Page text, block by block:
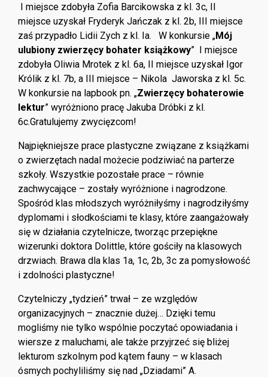
I miejsce zdobyła Zofia Barcikowska z kl. 3c, II
miejsce uzyskał Fryderyk Jańczak z kl. 2b, III miejsce
zaś przypadło Lidii Zych z kl. Ia. W konkursie „Mój
ulubiony zwierzęcy bohater książkowy” I miejsce
zdobyła Oliwia Mrotek z kl. 6a, II miejsce uzyskał Igor
Królik z kl. 7b, a III miejsce – Nikola Jaworska z kl. 5c.
W konkursie na lapbook pn. „Zwierzęcy bohaterowie
lektur” wyróżniono pracę Jakuba Dróbki z kl.
6c.Gratulujemy zwycięzcom!
Najpiękniejsze prace plastyczne związane z książkami
o zwierzętach nadal możecie podziwiać na parterze
szkoły. Wszystkie pozostałe prace – równie
zachwycające – zostały wyróżnione i nagrodzone.
Spośród klas młodszych wyróżniłyśmy i nagrodziłyśmy
dyplomami i słodkościami te klasy, które zaangażowały
się w działania czytelnicze, tworząc przepiękne
wizerunki doktora Dolittle, które gościły na klasowych
drzwiach. Brawa dla klas 1a, 1c, 2b, 3c za pomysłowość
i zdolności plastyczne!
Czytelniczy „tydzień” trwał – ze względów
organizacyjnych – znacznie dużej… Dzięki temu
mogliśmy nie tylko wspólnie poczytać opowiadania i
wiersze z maluchami, ale także przyjrzeć się bliżej
lekturom szkolnym pod kątem fauny – w klasach
ósmych pochyliliśmy się nad „Dziadami” A.